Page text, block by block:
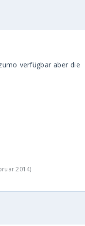
verfügbar aber die
2014)